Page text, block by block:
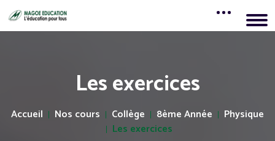
Les exercices
Accueil Nos cours Collège 8ème Année
Physique
Les exercices